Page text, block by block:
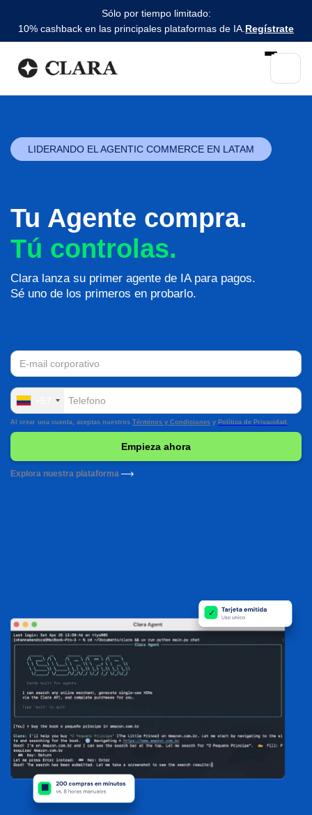
Sólo por tiempo limitado:
10% cashback en las principales plataformas de IA. Regístrate
LIDERANDO EL AGENTIC COMMERCE EN LATAM
Tu Agente compra.
Tú controlas.
Clara lanza su primer agente de IA para pagos.
Sé uno de los primeros en probarlo.
Al crear una cuenta, aceptas nuestros Términos y Condiciones y Política de Privacidad .
Explora nuestra plataforma